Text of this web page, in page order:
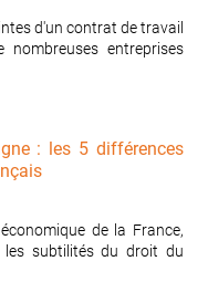
d'un contrat de travail
entreprises
: les 5 différences
de la France,
subtilités du droit du